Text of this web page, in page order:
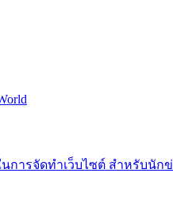
ารจัดทำเว็บไซต์ สำหรับนักข่